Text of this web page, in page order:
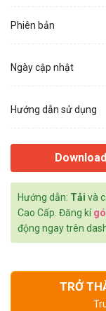
Phiên bản
Ngày cập nhật
Hướng dẫn sử dụng
Download
Hướng dẫn: Tải và
Cao Cấp. Đăng kí
động ngay trên
TRỞ